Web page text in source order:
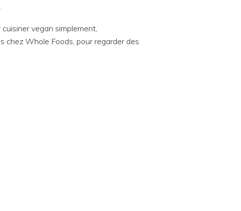
vegan simplement,
chez Whole Foods, pour regarder des